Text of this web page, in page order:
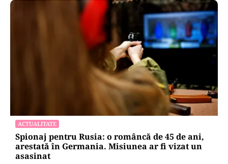
ACTUALITATE
Spionaj pentru Rusia: o româncă de 45 de ani,
arestată în Germania. Misiunea ar fi vizat un
asasinat